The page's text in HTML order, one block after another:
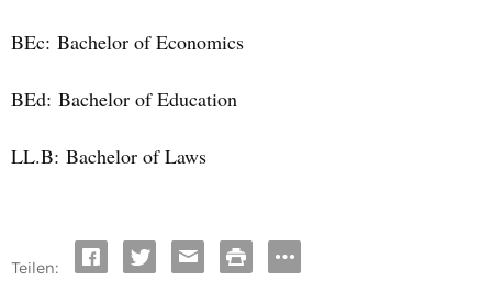
BEc: Bachelor of Economics
BEd: Bachelor of Education
LL.B: Bachelor of Laws
Teilen: